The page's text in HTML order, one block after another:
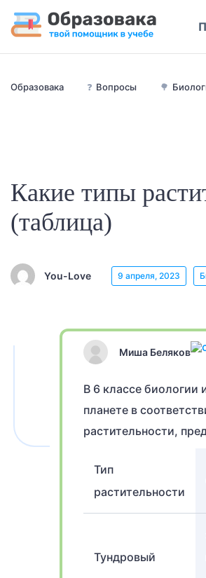
Образовака ❓ Вопросы 🌳
Какие типы
(таблица)
You-Love 9 апреля, 2023
Миша Беляков
В 6 классе биологии
планете в
растительности,
Тип
растительности
Тундровый